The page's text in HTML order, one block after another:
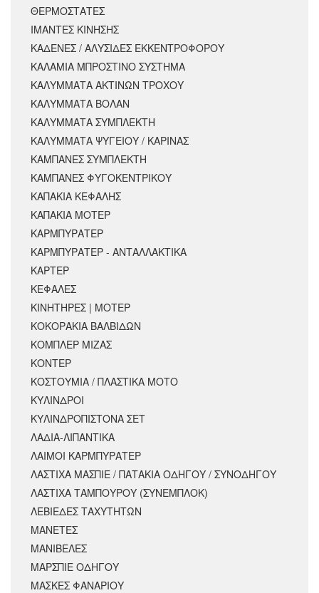
ΘΕΡΜΟΣΤΑΤΕΣ
ΙΜΑΝΤΕΣ ΚΙΝΗΣΗΣ
ΚΑΔΕΝΕΣ / ΑΛΥΣΙΔΕΣ ΕΚΚΕΝΤΡΟΦΟΡΟΥ
ΚΑΛΑΜΙΑ ΜΠΡΟΣΤΙΝΟ ΣΥΣΤΗΜΑ
ΚΑΛΥΜΜΑΤΑ ΑΚΤΙΝΩΝ ΤΡΟΧΟΥ
ΚΑΛΥΜΜΑΤΑ ΒΟΛΑΝ
ΚΑΛΥΜΜΑΤΑ ΣΥΜΠΛΕΚΤΗ
ΚΑΛΥΜΜΑΤΑ ΨΥΓΕΙΟΥ / ΚΑΡΙΝΑΣ
ΚΑΜΠΑΝΕΣ ΣΥΜΠΛΕΚΤΗ
ΚΑΜΠΑΝΕΣ ΦΥΓΟΚΕΝΤΡΙΚΟΥ
ΚΑΠΑΚΙΑ ΚΕΦΑΛΗΣ
ΚΑΠΑΚΙΑ ΜΟΤΕΡ
ΚΑΡΜΠΥΡΑΤΕΡ
ΚΑΡΜΠΥΡΑΤΕΡ - ΑΝΤΑΛΛΑΚΤΙΚΑ
ΚΑΡΤΕΡ
ΚΕΦΑΛΕΣ
ΚΙΝΗΤΗΡΕΣ | ΜΟΤΕΡ
ΚΟΚΟΡΑΚΙΑ ΒΑΛΒΙΔΩΝ
ΚΟΜΠΛΕΡ ΜΙΖΑΣ
ΚΟΝΤΕΡ
ΚΟΣΤΟΥΜΙΑ / ΠΛΑΣΤΙΚΑ ΜΟΤΟ
ΚΥΛΙΝΔΡΟΙ
ΚΥΛΙΝΔΡΟΠΙΣΤΟΝΑ ΣΕΤ
ΛΑΔΙΑ-ΛΙΠΑΝΤΙΚΑ
ΛΑΙΜΟΙ ΚΑΡΜΠΥΡΑΤΕΡ
ΛΑΣΤΙΧΑ ΜΑΣΠΙΕ / ΠΑΤΑΚΙΑ ΟΔΗΓΟΥ / ΣΥΝΟΔΗΓΟΥ
ΛΑΣΤΙΧΑ ΤΑΜΠΟΥΡΟΥ (ΣΥΝΕΜΠΛΟΚ)
ΛΕΒΙΕΔΕΣ ΤΑΧΥΤΗΤΩΝ
ΜΑΝΕΤΕΣ
ΜΑΝΙΒΕΛΕΣ
ΜΑΡΣΠΙΕ ΟΔΗΓΟΥ
ΜΑΣΚΕΣ ΦΑΝΑΡΙΟΥ